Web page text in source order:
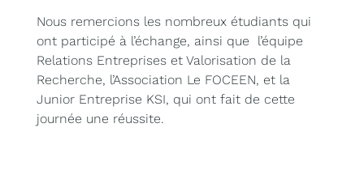
Nous remercions les nombreux étudiants qui
ont participé à l’échange, ainsi que l’équipe
Relations Entreprises et Valorisation de la
Recherche, l’Association Le FOCEEN, et la
Junior Entreprise KSI, qui ont fait de cette
journée une réussite.